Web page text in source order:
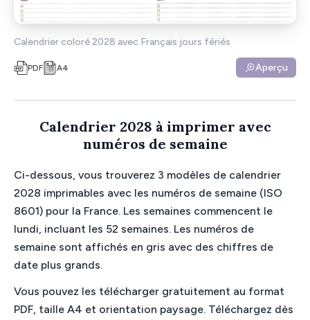
Calendrier coloré 2028 avec Français jours fériés
PDF A4 Aperçu
Calendrier 2028 à imprimer avec
numéros de semaine
Ci-dessous, vous trouverez 3 modèles de calendrier
2028 imprimables avec les numéros de semaine (ISO
8601) pour la France. Les semaines commencent le
lundi, incluant les 52 semaines. Les numéros de
semaine sont affichés en gris avec des chiffres de
date plus grands.
Vous pouvez les télécharger gratuitement au format
PDF, taille A4 et orientation paysage. Téléchargez dès